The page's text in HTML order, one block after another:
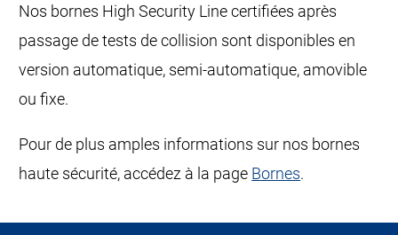
Nos bornes High Security Line certifiées après
passage de tests de collision sont disponibles en
version automatique, semi-automatique, amovible
ou fixe.
Pour de plus amples informations sur nos bornes
haute sécurité, accédez à la page Bornes.